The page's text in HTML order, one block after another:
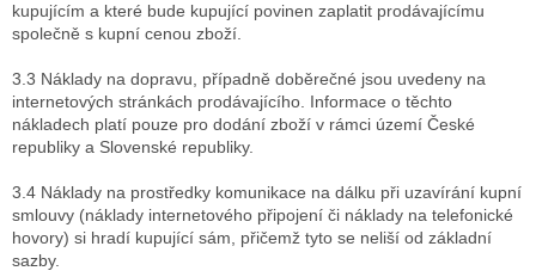
kupujícím a které bude kupující povinen zaplatit prodávajícímu
společně s kupní cenou zboží.
3.3 Náklady na dopravu, případně doběrečné jsou uvedeny na
internetových stránkách prodávajícího. Informace o těchto
nákladech platí pouze pro dodání zboží v rámci území České
republiky a Slovenské republiky.
3.4 Náklady na prostředky komunikace na dálku při uzavírání kupní
smlouvy (náklady internetového připojení či náklady na telefonické
hovory) si hradí kupující sám, přičemž tyto se neliší od základní
sazby.